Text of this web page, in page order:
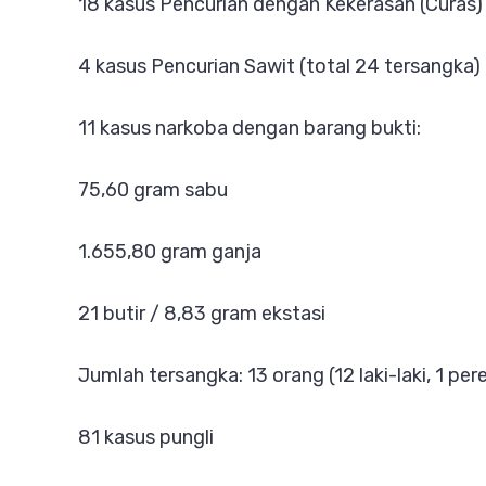
4 kasus Pencurian Sawit (total 24 tersangka)
11 kasus narkoba dengan barang bukti:
75,60 gram sabu
1.655,80 gram ganja
21 butir / 8,83 gram ekstasi
Jumlah tersangka: 13 orang (12 laki-laki, 1
81 kasus pungli